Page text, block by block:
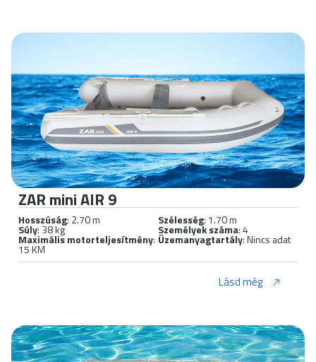
ZAR mini AIR 9
Hosszúság: 2.70 m Szélesség: 1.70 m
Súly: 38 kg Személyek száma: 4
Maximális motorteljesítmény:
15 KM
Üzemanyagtartály: Nincs adat
Lásd még